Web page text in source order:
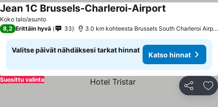
Koko talo/asunto
Jean 1C Brussels-Charleroi-Airport
8,2 Erittäin hyvä 33 3.0 km kohteesta Brussels South Charleroi Airport
Valitse päivät nähdäksesi tarkat hinnat
Katso hinnat
Jaa
Suosittu valinta